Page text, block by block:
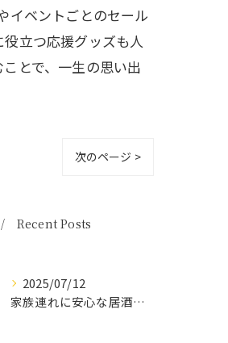
イベントごとのセール
立つ応援グッズも人
とで、一生の思い出
次のページ >
Recent Posts
2025/07/12
家族連れに安心な居酒屋体験